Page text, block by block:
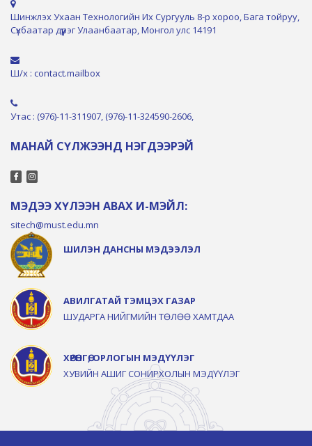
Шинжлэх Ухаан Технологийн Их Сургууль 8-р хороо, Бага тойруу,
Сүхбаатар дүүрэг Улаанбаатар, Монгол улс 14191
Ш/х : contact.mailbox
Утас : (976)-11-311907, (976)-11-324590-2606,
МАНАЙ СҮЛЖЭЭНД НЭГДЭЭРЭЙ
МЭДЭЭ ХҮЛЭЭН АВАХ И-МЭЙЛ:
sitech@must.edu.mn
ШИЛЭН ДАНСНЫ МЭДЭЭЛЭЛ
АВИЛГАТАЙ ТЭМЦЭХ ГАЗАР
ШУДАРГА НИЙГМИЙН ТӨЛӨӨ ХАМТДАА
ХӨРӨНГӨ, ОРЛОГЫН МЭДҮҮЛЭГ
ХУВИЙН АШИГ СОНИРХОЛЫН МЭДҮҮЛЭГ